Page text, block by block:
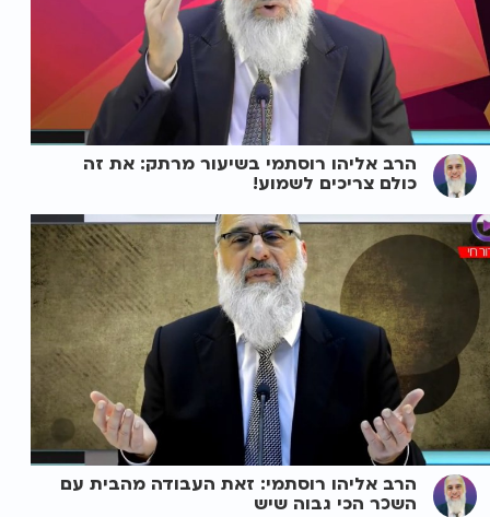
הרב אליהו רוסתמי בשיעור מרתק: את זה
כולם צריכים לשמוע!
הרב אליהו רוסתמי: זאת העבודה מהבית עם
השכר הכי גבוה שיש